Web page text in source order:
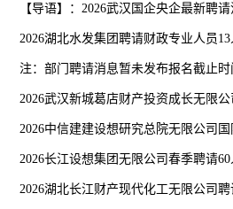
【导语】：2026武汉国企央企最新聘请
2026湖北水发集团聘请财政专业人员13
注：部门聘请消息暂未发布报名截止时
2026武汉新城葛店财产投资成长无限公
2026中信建建设想研究总院无限公司国
2026长江设想集团无限公司春季聘请60
2026湖北长江财产现代化工无限公司聘